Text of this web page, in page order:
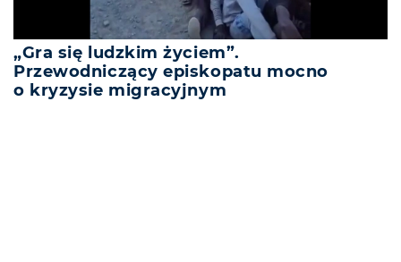
„Gra się ludzkim życiem”.
Przewodniczący episkopatu mocno
o kryzysie migracyjnym